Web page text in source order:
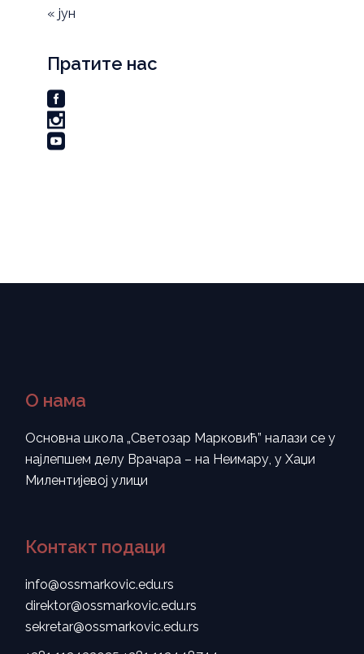
« јун
Пратите нас
О нама
Основна школа „Светозар Марковић” налази се у
најлепшем делу Врачара – на Неимару, у Хаџи
Милентијевој улици
Контакт подаци
info@ossmarkovic.edu.rs
direktor@ossmarkovic.edu.rs
sekretar@ossmarkovic.edu.rs